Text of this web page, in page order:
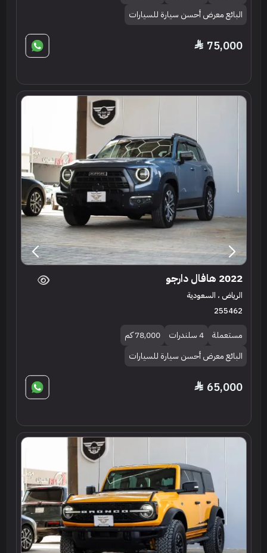
البائع معرض أحسن سيارة للسيارات
75,000
2022 هافال دارجو
الرياض ، السعودية
255462
مستعملة 4 سلندرات
78,000 كم
البائع معرض أحسن سيارة للسيارات
65,000